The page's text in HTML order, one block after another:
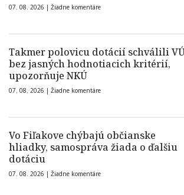
07. 08. 2026 | Žiadne komentáre
Takmer polovicu dotácií schválili
bez jasných hodnotiacich kritérií,
upozorňuje NKÚ
07. 08. 2026 | Žiadne komentáre
Vo Fiľakove chýbajú občianske
hliadky, samospráva žiada o ďalšiu
dotáciu
07. 08. 2026 | Žiadne komentáre